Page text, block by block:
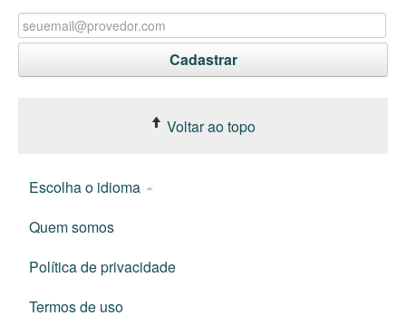
Voltar ao topo
Escolha o idioma
Quem somos
Política de privacidade
Termos de uso